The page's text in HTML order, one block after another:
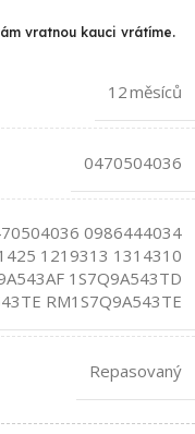
vratnou kauci vrátíme.
12 měsíců
0470504036
0986444034
1219313 1314310
1S7Q9A543TD
RM1S7Q9A543TE
Repasovaný